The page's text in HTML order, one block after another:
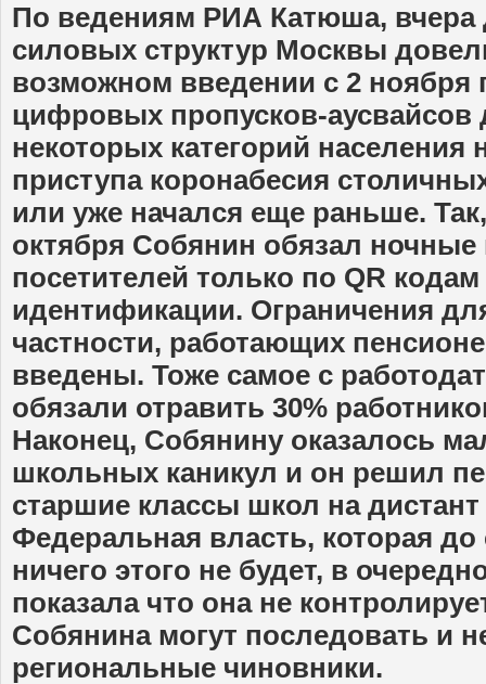
По ведениям РИА Катюша, вчера
силовых структур Москвы
возможном введении с 2 ноября
цифровых пропусков-аусвайсов
некоторых категорий населения
приступа коронабесия
или уже начался еще раньше.
октября Собянин обязал ночные
посетителей только по QR
идентификации. Ограничения
частности, работающих
введены. Тоже самое с
обязали отравить 30%
Наконец, Собянину оказалось
школьных каникул и он решил
старшие классы школ на
Федеральная власть, которая
ничего этого не будет, в
показала что она не
Собянина могут последовать и
региональные чиновники.